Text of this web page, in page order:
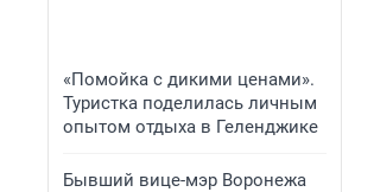
«Помойка с дикими ценами».
Туристка поделилась личным
опытом отдыха в Геленджике
Бывший вице-мэр Воронежа